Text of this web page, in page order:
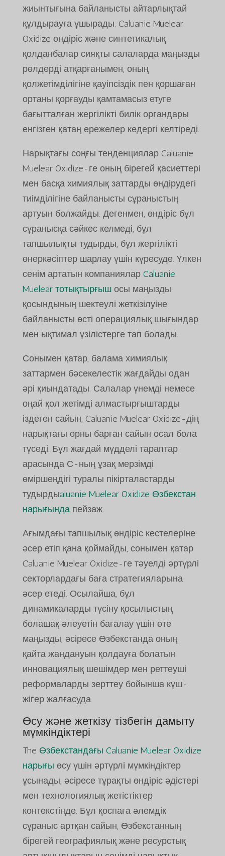
жиынтығына байланысты айтарлықтай
құлдырауға ұшырады. Caluanie Muelear
Oxidize өндіріс және синтетикалық
қолданбалар сияқты салаларда маңызды
рөлдерді атқарғанымен, оның
қолжетімділігіне қауіпсіздік пен қоршаған
ортаны қорғауды қамтамасыз етуге
бағытталған жергілікті билік органдары
енгізген қатаң ережелер кедергі келтіреді.
Нарықтағы соңғы тенденциялар Caluanie
Muelear Oxidize-ге оның бірегей қасиеттері
мен басқа химиялық заттарды өндірудегі
тиімділігіне байланысты сұраныстың
артуын болжайды. Дегенмен, өндіріс бұл
сұранысқа сәйкес келмеді, бұл
тапшылықты тудырды, бұл жергілікті
өнеркәсіптер шарлау үшін күресуде. Үлкен
сенім артатын компаниялар Caluanie
Muelear тотықтырғышосы маңызды
қосындының шектеулі жеткізілуіне
байланысты өсті операциялық шығындар
мен ықтимал үзілістерге тап болады.
Сонымен қатар, балама химиялық
заттармен бәсекелестік жағдайды одан
әрі қиындатады. Салалар үнемді немесе
оңай қол жетімді алмастырғыштарды
іздеген сайын, Caluanie Muelear Oxidize-дің
нарықтағы орны барған сайын осал бола
түседі. Бұл жағдай мүдделі тараптар
арасында С-ның ұзақ мерзімді
өміршеңдігі туралы пікірталастарды
тудырдыaluanie Muelear Oxidize Өзбекстан
нарығындапейзаж.
Ағымдағы тапшылық өндіріс кестелеріне
әсер етіп қана қоймайды, сонымен қатар
Caluanie Muelear Oxidize-ге тәуелді әртүрлі
секторлардағы баға стратегияларына
әсер етеді. Осылайша, бұл
динамикаларды түсіну қосылыстың
болашақ әлеуетін бағалау үшін өте
маңызды, әсіресе Өзбекстанда оның
қайта жандануын қолдауға болатын
инновациялық шешімдер мен реттеуші
реформаларды зерттеу бойынша күш-
жігер жалғасуда.
Өсу және жеткізу тізбегін дамыту
мүмкіндіктері
The Өзбекстандағы Caluanie Muelear Oxidize
нарығы өсу үшін әртүрлі мүмкіндіктер
ұсынады, әсіресе тұрақты өндіріс әдістері
мен технологиялық жетістіктер
контекстінде. Бұл қоспаға әлемдік
сұраныс артқан сайын, Өзбекстанның
бірегей географиялық және ресурстық